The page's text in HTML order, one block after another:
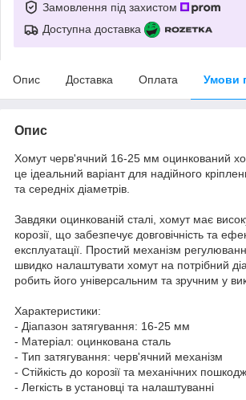
Замовлення під захистом
Доступна доставка
Опис Доставка Оплата Умови
Опис
Хомут черв'ячний 16-25 мм оцинкований
це ідеальний варіант для надійного
та середніх діаметрів.
Завдяки оцинкованій сталі, хомут має
корозії, що забезпечує довговічність та
експлуатації. Простий механізм
швидко налаштувати хомут на потрібний
робить його універсальним та зручним у
Характеристики:
- Діапазон затягування: 16-25 мм
- Матеріал: оцинкована сталь
- Тип затягування: черв'ячний механізм
- Стійкість до корозії та механічних
- Легкість в установці та налаштуванні